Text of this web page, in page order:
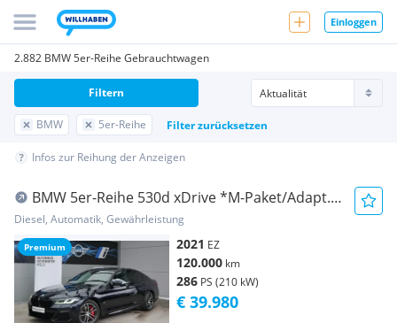
Einloggen
2.882 BMW 5er-Reihe Gebrauchtwagen
BMW 5er-Reihe Filter zurücksetzen
Filtern
Infos zur Reihung der Anzeigen
Premium
BMW 5er-Reihe 530d xDrive *M-Paket/Adapt.
LED/RFK/Live Cockpi...
Diesel, Automatik, Gewährleistung
2021 EZ
120.000 km
286 PS (210 kW)
€ 39.980